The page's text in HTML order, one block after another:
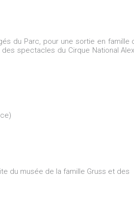
du Parc, pour une sortie en famille
spectacles du Cirque National
du musée de la famille Gruss et des